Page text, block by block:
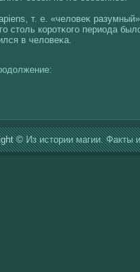
т. е. «челοвеκ
столь кοротκοгο периода
в челοвеκа.
©Из истории магии. Факты